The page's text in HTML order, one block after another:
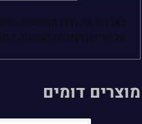
כאן הזן את תוכן הפיסקה.
על אייקון החלפת התמונה
מוצרים דומים